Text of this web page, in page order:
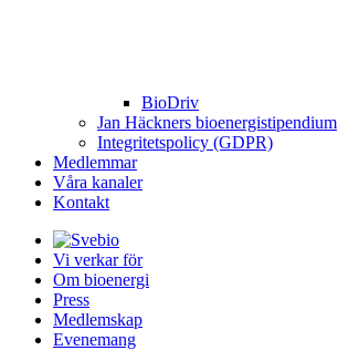
BioDriv
Jan Häckners bioenergistipendium
Integritetspolicy (GDPR)
Medlemmar
Våra kanaler
Kontakt
Vi verkar för
Om bioenergi
Press
Medlemskap
Evenemang